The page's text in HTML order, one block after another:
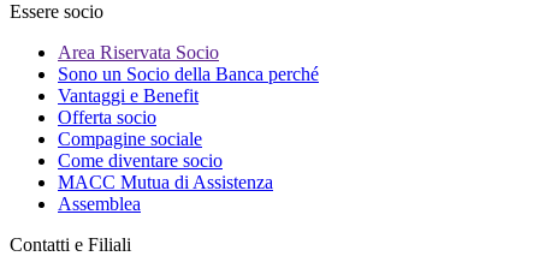
Essere socio
Area Riservata Socio
Sono un Socio della Banca perché
Vantaggi e Benefit
Offerta socio
Compagine sociale
Come diventare socio
MACC Mutua di Assistenza
Assemblea
Contatti e Filiali